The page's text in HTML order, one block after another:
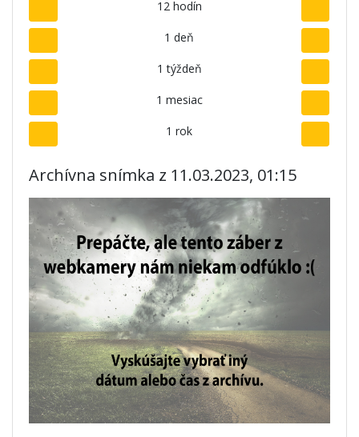
12 hodín
1 deň
1 týždeň
1 mesiac
1 rok
Archívna snímka z 11.03.2023, 01:15